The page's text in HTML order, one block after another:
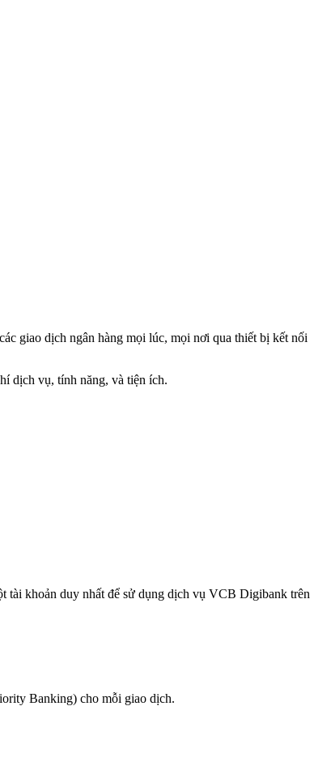
giao dịch ngân hàng mọi lúc, mọi nơi qua thiết bị kết nối
dịch vụ, tính năng, và tiện ích.
khoản duy nhất để sử dụng dịch vụ VCB Digibank trên
Banking) cho mỗi giao dịch.